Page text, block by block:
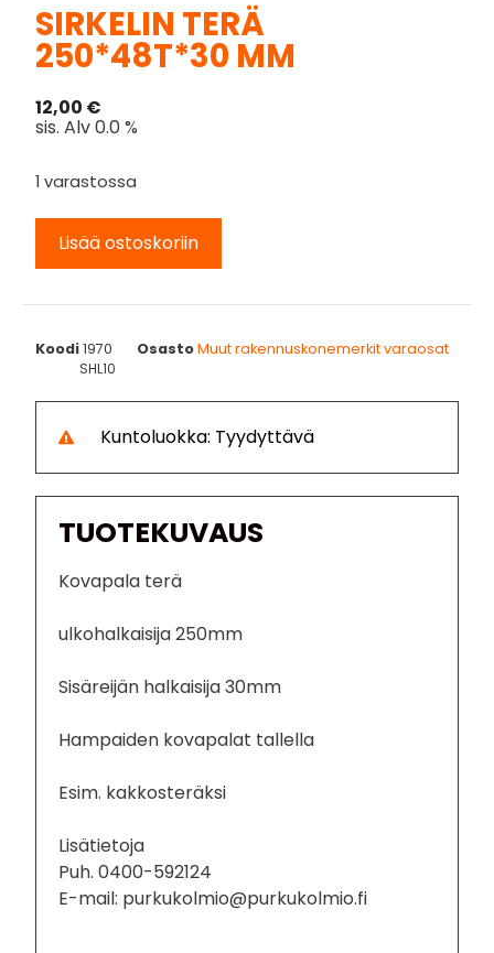
SIRKELIN TERÄ
250*48T*30 MM
12,00 €
sis. Alv 0.0 %
1 varastossa
Lisää ostoskoriin
Koodi1970 OsastoMuut rakennuskonemerkit varaosat
SHL10
Kuntoluokka: Tyydyttävä
TUOTEKUVAUS
Kovapala terä
ulkohalkaisija 250mm
Sisäreijän halkaisija 30mm
Hampaiden kovapalat tallella
Esim. kakkosteräksi
Lisätietoja
Puh. 0400-592124
E-mail: purkukolmio@purkukolmio.fi